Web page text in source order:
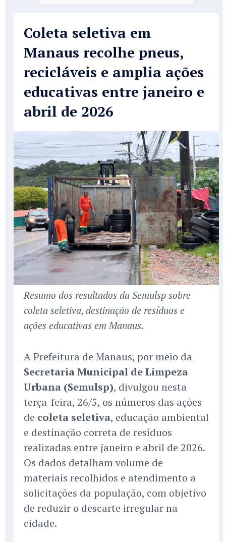
Coleta seletiva em
Manaus recolhe pneus,
recicláveis e amplia ações
educativas entre janeiro e
abril de 2026
Resumo dos resultados da Semulsp sobre
coleta seletiva, destinação de resíduos e
ações educativas em Manaus.
A Prefeitura de Manaus, por meio da
Secretaria Municipal de Limpeza
Urbana (Semulsp), divulgou nesta
terça-feira, 26/5, os números das ações
de coleta seletiva, educação ambiental
e destinação correta de resíduos
realizadas entre janeiro e abril de 2026.
Os dados detalham volume de
materiais recolhidos e atendimento a
solicitações da população, com objetivo
de reduzir o descarte irregular na
cidade.